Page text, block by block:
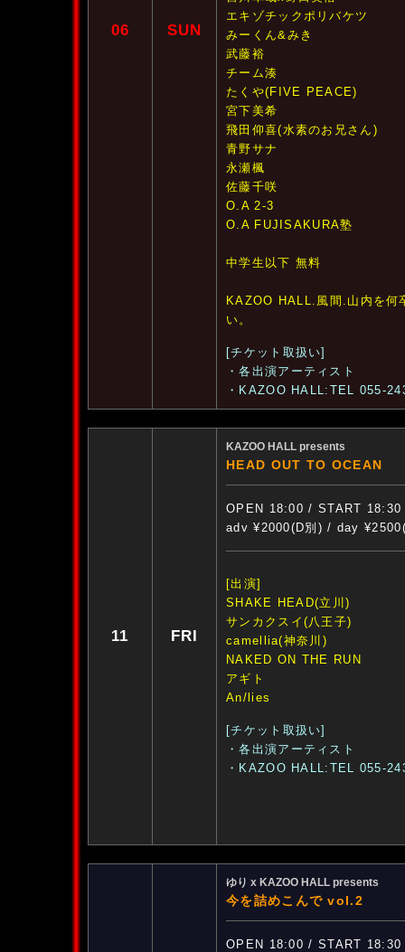
06 SUN
エキゾチックポリバケツ
みーくん&みき
武藤裕
チーム湊
たくや(FIVE PEACE)
宮下美希
飛田仰喜(水素のお兄さん)
青野サナ
永瀬楓
佐藤千咲
O.A 2-3
O.A FUJISAKURA塾
中学生以下 無料
KAZOO HALL.風間.山内を何
い。
[チケット取扱い]
・各出演アーティスト
・KAZOO HALL:TEL 055-
11 FRI
KAZOO HALL presents
HEAD OUT TO OCEAN
OPEN 18:00 / START 18:30
adv ¥2000(D別) / day
[出演]
SHAKE HEAD(立川)
サンカクスイ(八王子)
camellia(神奈川)
NAKED ON THE RUN
アギト
An/lies
[チケット取扱い]
・各出演アーティスト
・KAZOO HALL:TEL 055-
ゆり x KAZOO HALL presents
今を詰めこんで vol.2
OPEN 18:00 / START 18:30